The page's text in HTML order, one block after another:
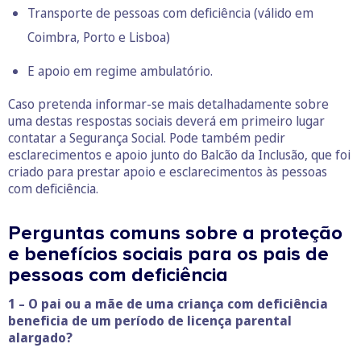
Transporte de pessoas com deficiência (válido em
Coimbra, Porto e Lisboa)
E apoio em regime ambulatório.
Caso pretenda informar-se mais detalhadamente sobre
uma destas respostas sociais deverá em primeiro lugar
contatar a Segurança Social. Pode também pedir
esclarecimentos e apoio junto do Balcão da Inclusão, que foi
criado para prestar apoio e esclarecimentos às pessoas
com deficiência.
Perguntas comuns sobre a proteção
e benefícios sociais para os pais de
pessoas com deficiência
1 – O pai ou a mãe de uma criança com deficiência
beneficia de um período de licença parental
alargado?